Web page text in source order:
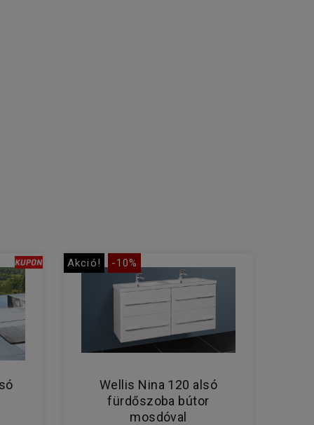
Akció! -10%
Wellis Nina 120 alsó
fürdőszoba bútor
mosdóval